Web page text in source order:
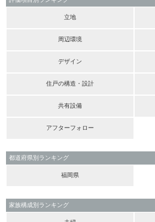
立地
周辺環境
デザイン
住戸の構造・設計
共有設備
アフターフォロー
都道府県別ランキング
福岡県
家族構成別ランキング